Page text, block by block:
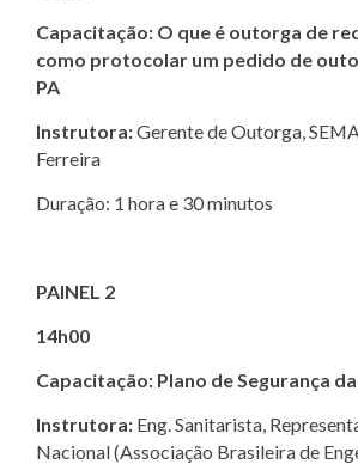
Capacitação: O que é outorga de
como protocolar um pedido de
PA
Instrutora:Gerente de Outorga,
Ferreira
Duração: 1 hora e 30 minutos
PAINEL 2
14h00
Capacitação: Plano de Segurança da
Instrutora: Eng. Sanitarista,
Nacional (Associação Brasileira de